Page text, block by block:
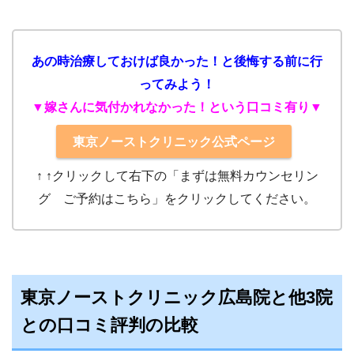
あの時治療しておけば良かった！と後悔する前に行
ってみよう！
▼嫁さんに気付かれなかった！という口コミ有り▼
東京ノーストクリニック公式ページ
↑ ↑クリック して右下の「まずは無料カウンセリン
グ ご予約はこちら」をクリックしてください。
東京ノーストクリニック広島院と他3院
との口コミ評判の比較